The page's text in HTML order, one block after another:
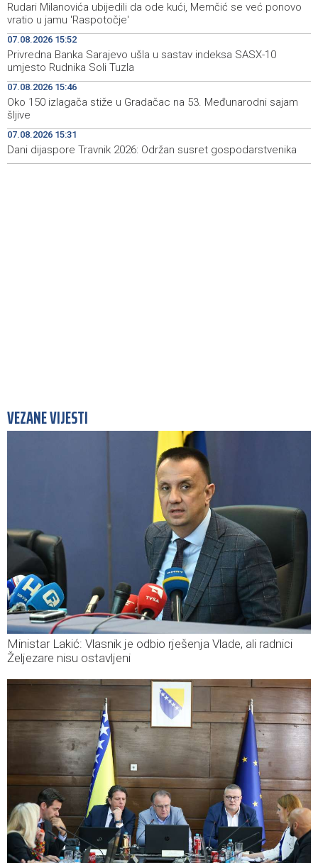
19:21 Announcement of events for Saturday, 8 August 2026
19:10
Rudari Milanovića ubijedili da ode kući, Memčić se već
ponovo vratio u jamu 'Raspotočje'
19:03
Sarajevo Film Festival presents Kinoscope and
Kinoscope Surreal programs
19:00
Rudari Milanovića ubijedili da ode kući, Memčić se već ponovo
vratio u jamu 'Raspotočje'
07.08.2026 15:52
Privredna Banka Sarajevo ušla u sastav indeksa SASX-10
umjesto Rudnika Soli Tuzla
07.08.2026 15:46
Oko 150 izlagača stiže u Gradačac na 53. Međunarodni sajam
šljive
07.08.2026 15:31
Dani dijaspore Travnik 2026: Održan susret gospodarstvenika
VEZANE VIJESTI
Ministar Lakić: Vlasnik je odbio rješenja Vlade, ali radnici
Željezare nisu ostavljeni